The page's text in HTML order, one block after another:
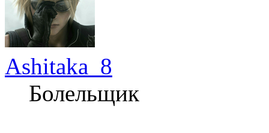
Ashitaka_8
Болельщик